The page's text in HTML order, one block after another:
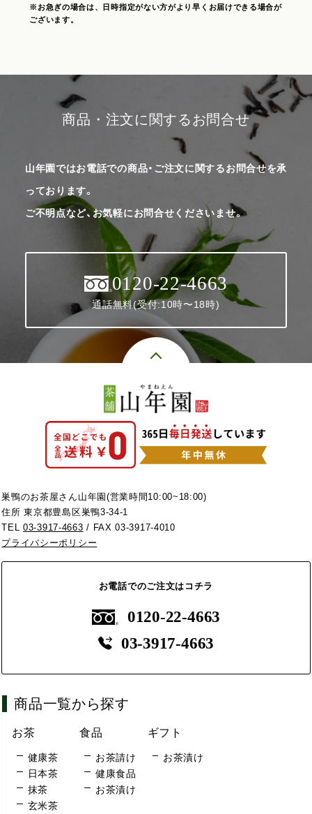
※お急ぎの場合は、日時指定がない方がより早くお届けできる場合が
ございます。
商品・注文に関するお問合せ
山年園ではお電話での商品・ご注文に関するお問合せを承
っております。
ご不明点など、お気軽にお問合せくださいませ。
0120-22-4663
通話無料(受付:10時〜18時)
巣鴨のお茶屋さん山年園(営業時間10:00~18:00)
住所 東京都豊島区巣鴨3-34-1
TEL03-3917-4663 / FAX 03-3917-4010
プライバシーポリシー
お電話でのご注文はコチラ
0120-22-4663
03-3917-4663
商品一覧から探す
お茶
健康茶
日本茶
抹茶
玄米茶
食品
お茶請け
健康食品
お茶漬け
ギフト
お茶漬け